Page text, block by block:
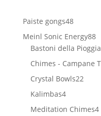
Paiste gongs4848
prodotti
Meinl Sonic Energy8888
Bastoni della
Chimes - Campane
Crystal Bowls2222
Kalimbas44
prodotti
Meditation Chimes44